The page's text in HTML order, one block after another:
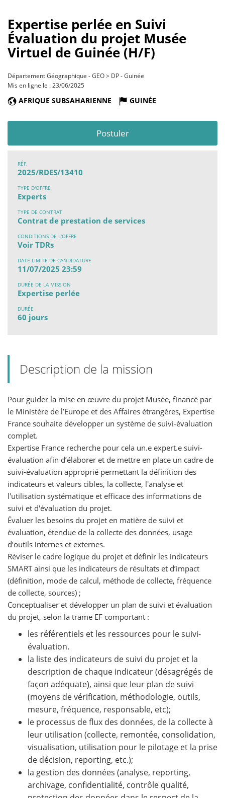
Expertise perlée en Suivi
Évaluation du projet Musée
Virtuel de Guinée (H/F)
Département Géographique - GEO > DP - Guinée
Mis en ligne le : 23/06/2025
AFRIQUE SUBSAHARIENNE GUINÉE
Postuler
RÉF.
2025/RDES/13410
TYPE D'OFFRE
Experts
TYPE DE CONTRAT
Contrat de prestation de services
CONDITIONS DE L'OFFRE
Voir TDRs
DATE LIMITE DE CANDIDATURE
11/07/2025 23:59
DURÉE DE LA MISSION
Expertise perlée
DURÉE
60 jours
Description de la mission
Pour guider la mise en œuvre du projet Musée, financé par
le Ministère de l’Europe et des Affaires étrangères, Expertise
France souhaite développer un système de suivi-évaluation
complet.
Expertise France recherche pour cela un.e expert.e suivi-
évaluation afin d’élaborer et de mettre en place un cadre de
suivi-évaluation approprié permettant la définition des
indicateurs et valeurs cibles, la collecte, l'analyse et
l'utilisation systématique et efficace des informations de
suivi et d'évaluation du projet.
Évaluer les besoins du projet en matière de suivi et
évaluation, étendue de la collecte des données, usage
d’outils internes et externes.
Réviser le cadre logique du projet et définir les indicateurs
SMART ainsi que les indicateurs de résultats et d’impact
(définition, mode de calcul, méthode de collecte, fréquence
de collecte, sources) ;
Conceptualiser et développer un plan de suivi et évaluation
du projet, selon la trame EF comportant :
les référentiels et les ressources pour le suivi-
évaluation.
la liste des indicateurs de suivi du projet et la
description de chaque indicateur (désagrégés de
façon adéquate), ainsi que leur plan de suivi
(moyens de vérification, méthodologie, outils,
mesure, fréquence, responsable, etc);
le processus de flux des données, de la collecte à
leur utilisation (collecte, remontée, consolidation,
visualisation, utilisation pour le pilotage et la prise
de décision, reporting, etc.);
la gestion des données (analyse, reporting,
archivage, confidentialité, contrôle qualité,